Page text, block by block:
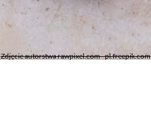
Zdjęcie autorstwa rawpixel.com - pl.freepik.com